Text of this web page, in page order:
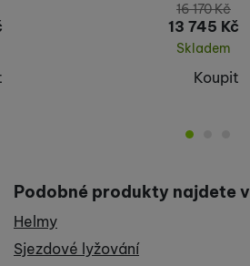
16 170Kč
13 745 Kč
Skladem
Koupit
Podobné produkty najdete v
Helmy
Sjezdové lyžování